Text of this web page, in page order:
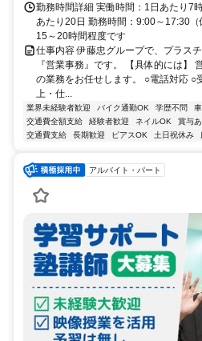
勤務時間詳細 実働時間：1日あたり7
あたり20日 勤務時間：9:00～17:30
15～20時間程度です
仕事内容 伊藤忠グループで、プラス
『営業事務』です。 【具体的には】
の業務をお任せします。 ○電話対応 ○
上・仕...
業界未経験者歓迎 バイク通勤OK 学歴不問
交通費全額支給
経験者歓迎 ネイルOK 賞与あ
交通費支給
長期歓迎 ピアスOK 土日祝休み
アルバイト・パート